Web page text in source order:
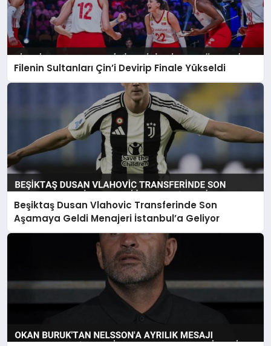
Filenin Sultanları Çin’i Devirip Finale Yükseldi
Beşiktaş Dusan Vlahovic Transferinde Son
Aşamaya Geldi Menajeri İstanbul’a Geliyor